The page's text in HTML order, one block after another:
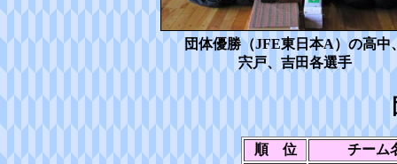
団体優勝（JFE東日本A）の高中
宍戸、吉田各選手
順 位
チーム